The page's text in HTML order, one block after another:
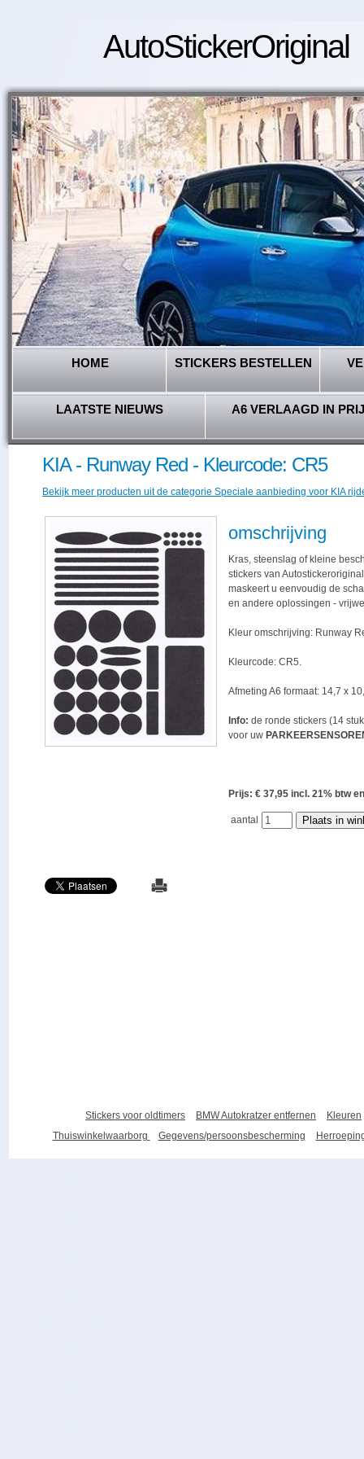
AutoStickerOriginal
HOME STICKERS BESTELLEN
LAATSTE NIEUWS A6 VERLAAGD IN
KIA - Runway Red - Kleurcode: CR5
Bekijk meer producten uit de categorie Speciale aanbieding voor KIA
omschrijving
Kras, steenslag of kleine
stickers van
maskeert u eenvoudig de
en andere oplossingen -
Kleur omschrijving: Runway
Kleurcode: CR5.
Afmeting A6 formaat: 14,7 x
Info: de ronde stickers (14
voor uw
Prijs: € 37,95 incl. 21% btw
aantal
Stickers voor oldtimers BMW Autokratzer entfernen
Kleuren
Thuiswinkelwaarborg
Gegevens/persoonsbescherming